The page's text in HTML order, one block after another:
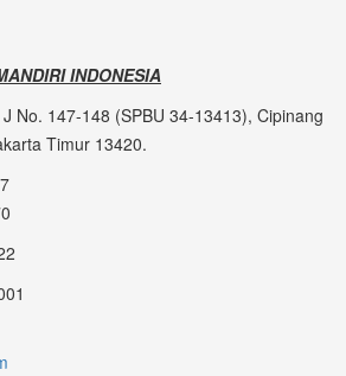
INDONESIA
No. 147-148 (SPBU 34-13413), Cipinang
Timur 13420.